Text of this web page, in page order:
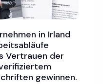
in Irland
Vertrauen der
gewinnen.